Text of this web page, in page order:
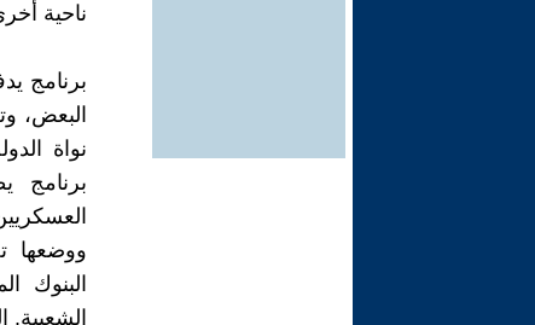
ناحية
برنامج
البعض،
نواة
برنامج
ووضعها
البنوك